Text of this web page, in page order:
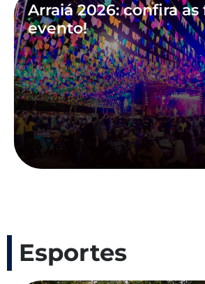
Arraiá 2026: confira
evento!
Esportes